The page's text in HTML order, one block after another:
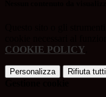
COOKIE POLICY
Personalizza Rifiuta tutti